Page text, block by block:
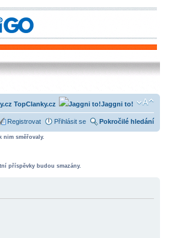
Jaggni to!
TopClanky.cz
Registrovat Přihlásit se Pokročilé hledání
nim směřovaly.
příspěvky budou smazány.